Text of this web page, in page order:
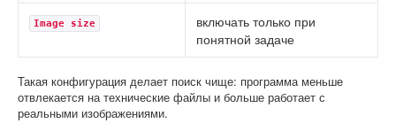
Image size
включать только при
понятной задаче
Такая конфигурация делает поиск чище: программа меньше
отвлекается на технические файлы и больше работает с
реальными изображениями.